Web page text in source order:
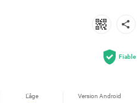
Fiable
L'âge Version Android